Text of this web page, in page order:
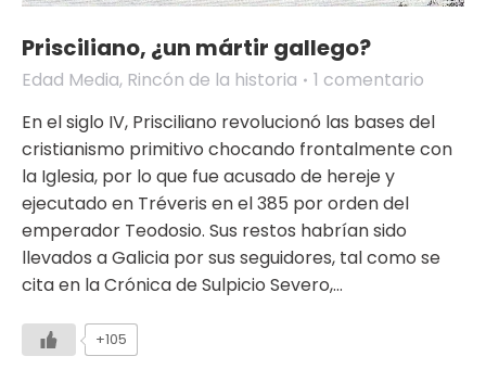
Prisciliano, ¿un mártir gallego?
Edad Media, Rincón de la historia
1 comentario
En el siglo IV, Prisciliano revolucionó las bases del
cristianismo primitivo chocando frontalmente con
la Iglesia, por lo que fue acusado de hereje y
ejecutado en Tréveris en el 385 por orden del
emperador Teodosio. Sus restos habrían sido
llevados a Galicia por sus seguidores, tal como se
cita en la Crónica de Sulpicio Severo,…
+105